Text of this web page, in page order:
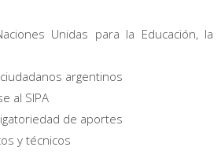
Unidas para la Educación, la
argentinos
al SIPA
de aportes
y técnicos